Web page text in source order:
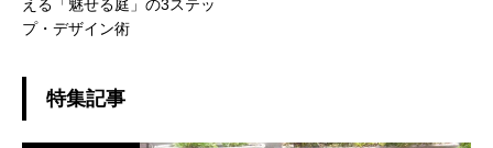
える「魅せる庭」の3ステッ
プ・デザイン術
特集記事